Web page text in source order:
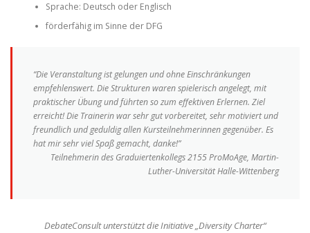
Sprache: Deutsch oder Englisch
förderfähig im Sinne der DFG
“Die Veranstaltung ist gelungen und ohne Einschränkungen
empfehlenswert. Die Strukturen waren spielerisch angelegt, mit
praktischer Übung und führten so zum effektiven Erlernen. Ziel
erreicht! Die Trainerin war sehr gut vorbereitet, sehr motiviert und
freundlich und geduldig allen Kursteilnehmerinnen gegenüber. Es
hat mir sehr viel Spaß gemacht, danke!”
Teilnehmerin des Graduiertenkollegs 2155 ProMoAge, Martin-
Luther-Universität Halle-Wittenberg
DebateConsult unterstützt die Initiative „Diversity Charter“